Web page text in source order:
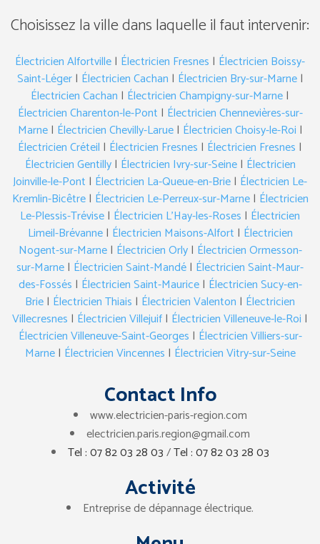
Choisissez la ville dans laquelle il faut intervenir:
Électricien Alfortville| Électricien Fresnes | Électricien Boissy-
Saint-Léger| Électricien Cachan | Électricien Bry-sur-Marne|
Électricien Cachan | Électricien Champigny-sur-Marne|
Électricien Charenton-le-Pont | Électricien Chennevières-sur-
Marne| Électricien Chevilly-Larue| Électricien Choisy-le-Roi |
Électricien Créteil | Électricien Fresnes | Électricien Fresnes |
Électricien Gentilly| Électricien Ivry-sur-Seine| Électricien
Joinville-le-Pont | Électricien La-Queue-en-Brie| Électricien Le-
Kremlin-Bicêtre| Électricien Le-Perreux-sur-Marne| Électricien
Le-Plessis-Trévise| Électricien L’Hay-les-Roses | Électricien
Limeil-Brévanne| Électricien Maisons-Alfort | Électricien
Nogent-sur-Marne| Électricien Orly| Électricien Ormesson-
sur-Marne| Électricien Saint-Mandé| Électricien Saint-Maur-
des-Fossés | Électricien Saint-Maurice| Électricien Sucy-en-
Brie| Électricien Thiais | Électricien Valenton | Électricien
Villecresnes | Électricien Villejuif| Électricien Villeneuve-le-Roi |
Électricien Villeneuve-Saint-Georges | Électricien Villiers-sur-
Marne| Électricien Vincennes | Électricien Vitry-sur-Seine
Contact Info
www.electricien-paris-region.com
electricien.paris.region@gmail.com
Tel : 07 82 03 28 03/Tel : 07 82 03 28 03
Activité
Entreprise de dépannage électrique.